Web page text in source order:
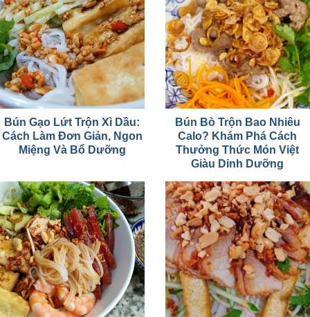
Bún Gạo Lứt Trộn Xì Dầu:
Cách Làm Đơn Giản, Ngon
Miệng Và Bổ Dưỡng
Bún Bò Trộn Bao Nhiêu
Calo? Khám Phá Cách
Thưởng Thức Món Việt
Giàu Dinh Dưỡng